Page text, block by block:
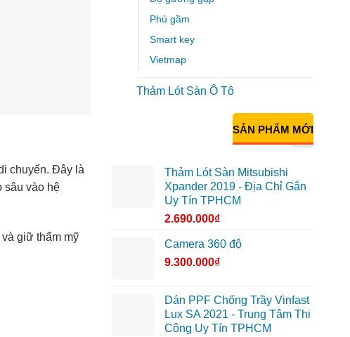
chuyển. Đây là
sâu vào hệ
giữ thẩm mỹ
Phủ gầm
Smart key
Vietmap
Thảm Lót Sàn Ô Tô
SẢN PHẨM MỚI
Thảm Lót Sàn Mitsubishi
Xpander 2019 - Địa Chỉ Gắn
Uy Tín TPHCM
2.690.000₫
Camera 360 độ
9.300.000₫
Dán PPF Chống Trầy Vinfast
Lux SA 2021 - Trung Tâm Thi
Công Uy Tín TPHCM